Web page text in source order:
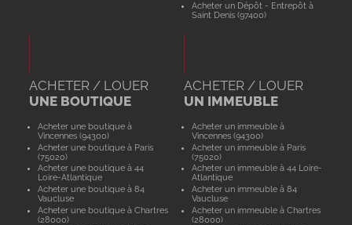
Acheter un Dépôt - Entrepôt à
Saint Denis (97400)
ACHETER / LOUER
UNE BOUTIQUE
Acheter une boutique à
Vincennes (94300)
Acheter une boutique à Paris
(75020)
Acheter une boutique à 44
Loire-Atlantique
Acheter une boutique à 84
Vaucluse
Acheter une boutique à Chartres
(28000)
ACHETER / LOUER
UN IMMEUBLE
Acheter un immeuble à
Vincennes (94300)
Acheter un immeuble à Paris
(75020)
Acheter un immeuble à 44 Loire-
Atlantique
Acheter un immeuble à 84
Vaucluse
Acheter un immeuble à Chartres
(28000)